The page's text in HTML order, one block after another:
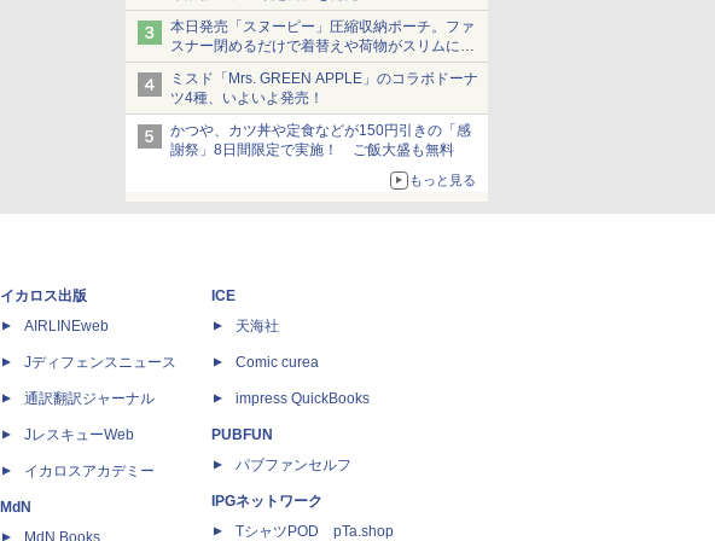
本日発売「スヌーピー」圧縮収納ポーチ。ファ
スナー閉めるだけで着替えや荷物がスリムにま
とまる
ミスド「Mrs. GREEN APPLE」のコラボドーナ
ツ4種、いよいよ発売！
かつや、カツ丼や定食などが150円引きの「感
謝祭」8日間限定で実施！ ご飯大盛も無料
もっと見る
イカロス出版
AIRLINEweb
Jディフェンスニュース
通訳翻訳ジャーナル
JレスキューWeb
イカロスアカデミー
MdN
MdN Books
ICE
天海社
Comic curea
impress QuickBooks
PUBFUN
パブファンセルフ
IPGネットワーク
TシャツPOD pTa.shop